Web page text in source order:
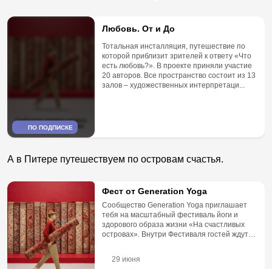
ПО ПОДПИСКЕ
Любовь. От и До
Тотальная инсталляция, путешествие по
которой приблизит зрителей к ответу «Что
есть любовь?». В проекте приняли участие
20 авторов. Все пространство состоит из 13
залов – художественных интерпретаци...
А в Питере путешествуем по островам счастья.
Фест от Generation Yoga
Сообщество Generation Yoga приглашает
тебя на масштабный фестиваль йоги и
здорового образа жизни «На счастливых
островах». Внутри Фестиваля гостей ждут
29 июня